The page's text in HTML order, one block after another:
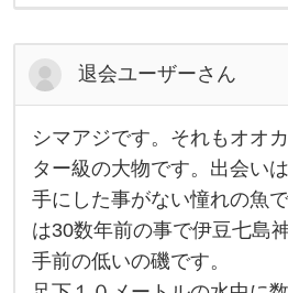
超
超
退会ユーザーさん
シ
マ
ア
ジ
で
す
。
そ
シマアジです。それもオオ
ター級の大物です。出会い
手にした事がない憧れの魚
は30数年前の事で伊豆七島
手前の低いの磯です。